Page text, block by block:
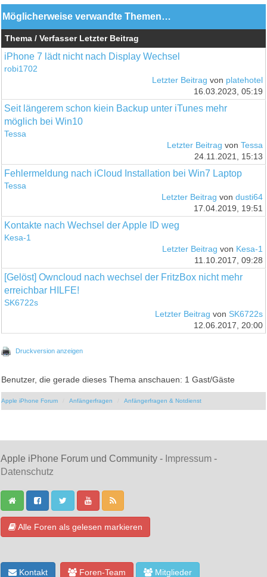
Möglicherweise verwandte Themen…
Thema / Verfasser Letzter Beitrag
iPhone 7 lädt nicht nach Display Wechsel
robi1702
Letzter Beitrag von platehotel
16.03.2023, 05:19
Seit längerem schon kiein Backup unter iTunes mehr
möglich bei Win10
Tessa
Letzter Beitrag von Tessa
24.11.2021, 15:13
Fehlermeldung nach iCloud Installation bei Win7 Laptop
Tessa
Letzter Beitrag von dusti64
17.04.2019, 19:51
Kontakte nach Wechsel der Apple ID weg
Kesa-1
Letzter Beitrag von Kesa-1
11.10.2017, 09:28
[Gelöst] Owncloud nach wechsel der FritzBox nicht mehr
erreichbar HILFE!
SK6722s
Letzter Beitrag von SK6722s
12.06.2017, 20:00
Druckversion anzeigen
Benutzer, die gerade dieses Thema anschauen: 1 Gast/Gäste
Apple iPhone Forum Anfängerfragen Anfängerfragen & Notdienst
Apple iPhone Forum und Community - Impressum -
Datenschutz
Alle Foren als gelesen markieren
Kontakt Foren-Team Mitglieder